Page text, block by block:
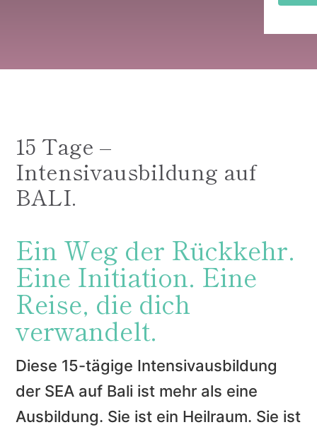
15 Tage –
Intensivausbildung auf
BALI.
Ein Weg der Rückkehr.
Eine Initiation. Eine
Reise, die dich
verwandelt.
Diese 15-tägige Intensivausbildung
der SEA auf Bali ist mehr als eine
Ausbildung. Sie ist ein Heilraum. Sie ist